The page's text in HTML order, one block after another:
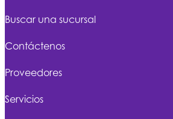
Buscar una sucursal
Contáctenos
Proveedores
Servicios